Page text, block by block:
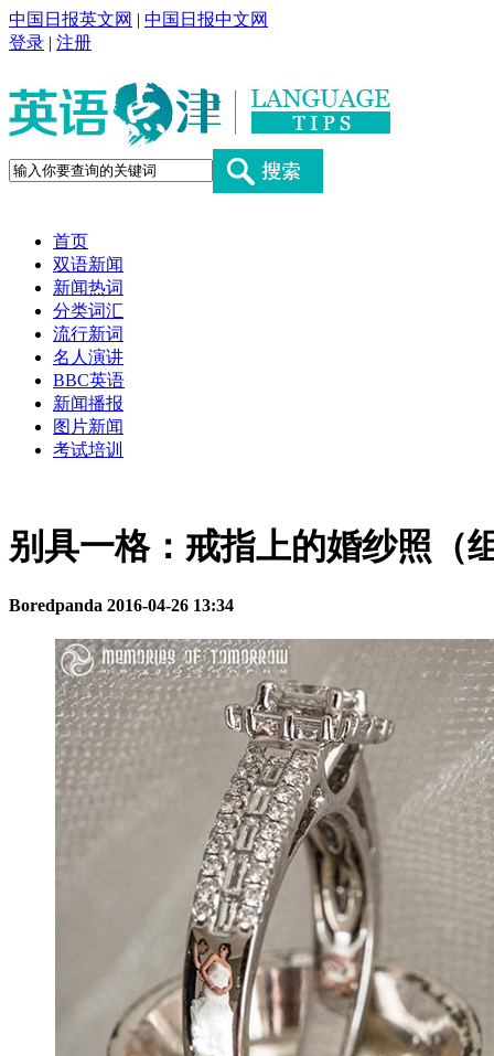
中国日报英文网 | 中国日报中文网
登录 | 注册
首页
双语新闻
新闻热词
分类词汇
流行新词
名人演讲
BBC英语
新闻播报
图片新闻
考试培训
别具一格：戒指上的婚纱照（
Boredpanda 2016-04-26 13:34